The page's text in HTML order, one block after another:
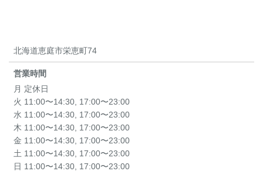
北海道恵庭市栄恵町74
営業時間
月 定休日
火 11:00〜14:30, 17:00〜23:00
水 11:00〜14:30, 17:00〜23:00
木 11:00〜14:30, 17:00〜23:00
金 11:00〜14:30, 17:00〜23:00
土 11:00〜14:30, 17:00〜23:00
日 11:00〜14:30, 17:00〜23:00